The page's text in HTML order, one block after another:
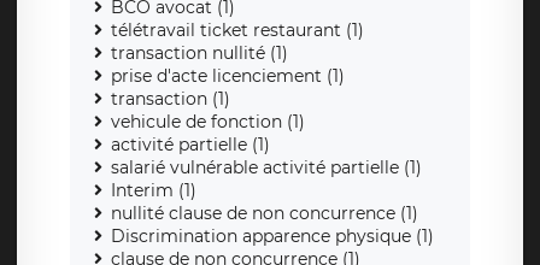
BCO avocat (1)
télétravail ticket restaurant (1)
transaction nullité (1)
prise d'acte licenciement (1)
transaction (1)
vehicule de fonction (1)
activité partielle (1)
salarié vulnérable activité partielle (1)
Interim (1)
nullité clause de non concurrence (1)
Discrimination apparence physique (1)
clause de non concurrence (1)